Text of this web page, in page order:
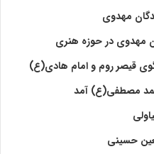
مهدوی
مهدوی در حوزه هنری
قیصر روم و امام هادی(ع)
مصطفی(ع) آمد
حسینی